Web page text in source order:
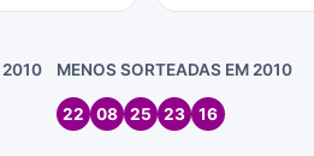
2010 MENOS SORTEADAS EM 2010
22 08 25 23 16